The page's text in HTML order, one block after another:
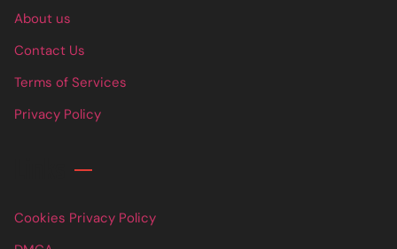
About us
Contact Us
Terms of Services
Privacy Policy
Cookies Privacy Policy